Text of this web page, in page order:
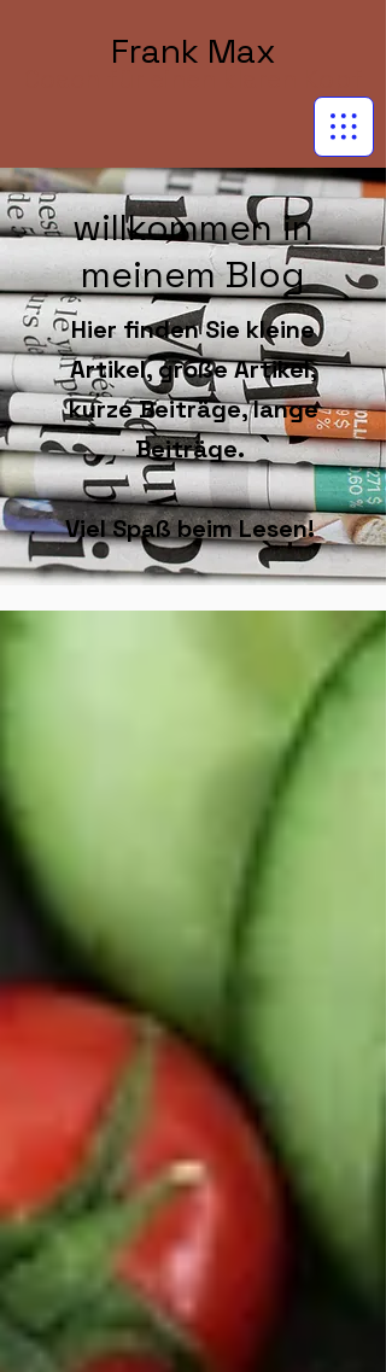
Frank Max
willkommen in
meinem Blog
Hier finden Sie kleine
Artikel, große Artikel,
kurze Beiträge, lange
Beiträge.
Viel Spaß beim Lesen!